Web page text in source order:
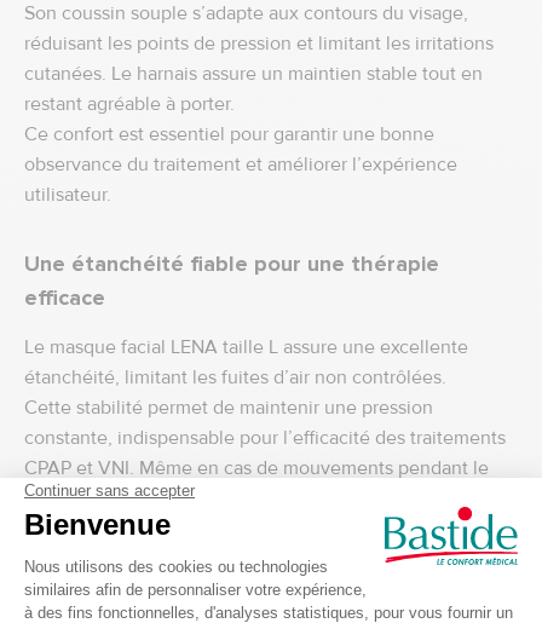
Son coussin souple s’adapte aux contours du visage,
réduisant les points de pression et limitant les irritations
cutanées. Le harnais assure un maintien stable tout en
restant agréable à porter.
Ce confort est essentiel pour garantir une bonne
observance du traitement et améliorer l’expérience
utilisateur.
Une étanchéité fiable pour une thérapie
efficace
Le masque facial LENA taille L assure une excellente
étanchéité, limitant les fuites d’air non contrôlées.
Cette stabilité permet de maintenir une pression
constante, indispensable pour l’efficacité des traitements
CPAP et VNI. Même en cas de mouvements pendant le
sommeil, le masque reste bien en place, garantissant une
continuité du traitement.
Caractéristiques techniques du masque